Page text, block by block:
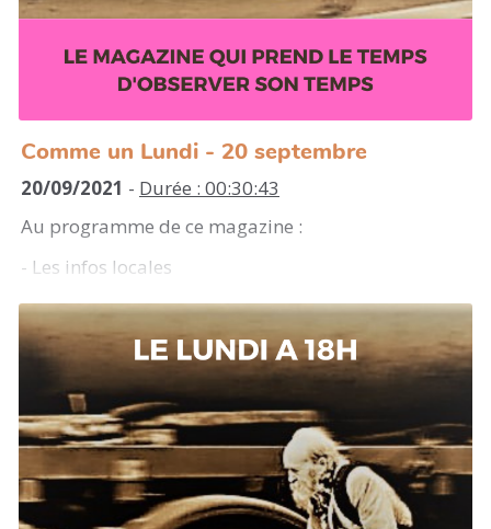
Comme un Lundi - 20 septembre
20/09/2021 - Durée : 00:30:43
Au programme de ce magazine :
- Les infos locales
des Asturies
- La revue des bonnes et mauvaises nouvelles de la
semaine
- Le projet pas con du jour
- La découverte musicale : Funk Aspirin
- Lecture : "Le paysage changeur" de Jacques
Prévert